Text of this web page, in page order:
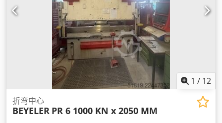
1 / 12
折弯中心
BEYELER PR 6 1000 KN x 2050 MM